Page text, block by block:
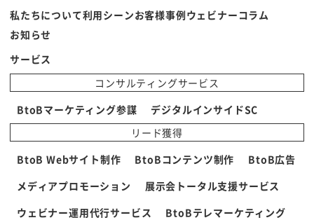
私たちについて利用シーンお客様事例ウェビナー コラム
お知らせ
サービス
コンサルティングサービス
BtoBマーケティング参謀
デジタルインサイドSC
リード獲得
BtoB Webサイト制作
BtoBコンテンツ制作
BtoB広告
メディアプロモーション
展示会トータル支援サービス
ウェビナー運用代行サービス
BtoBテレマーケティング